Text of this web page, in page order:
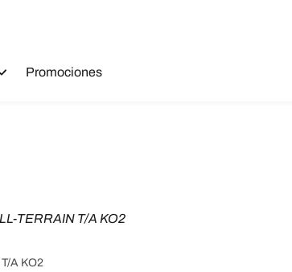
Promociones
TERRAIN T/A KO2
A KO2